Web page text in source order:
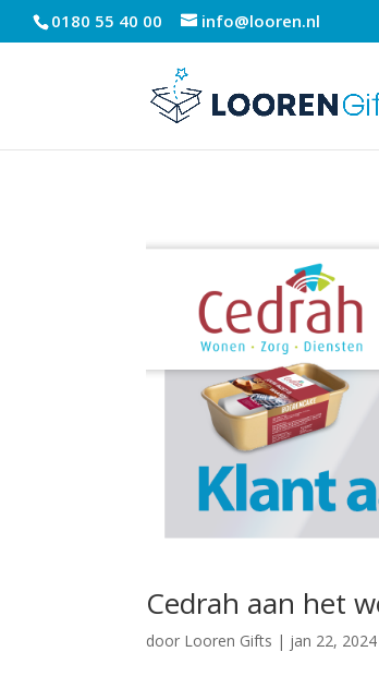
0180 55 40 00 info@looren.nl
Cedrah aan het
door Looren Gifts | jan 22, 2024